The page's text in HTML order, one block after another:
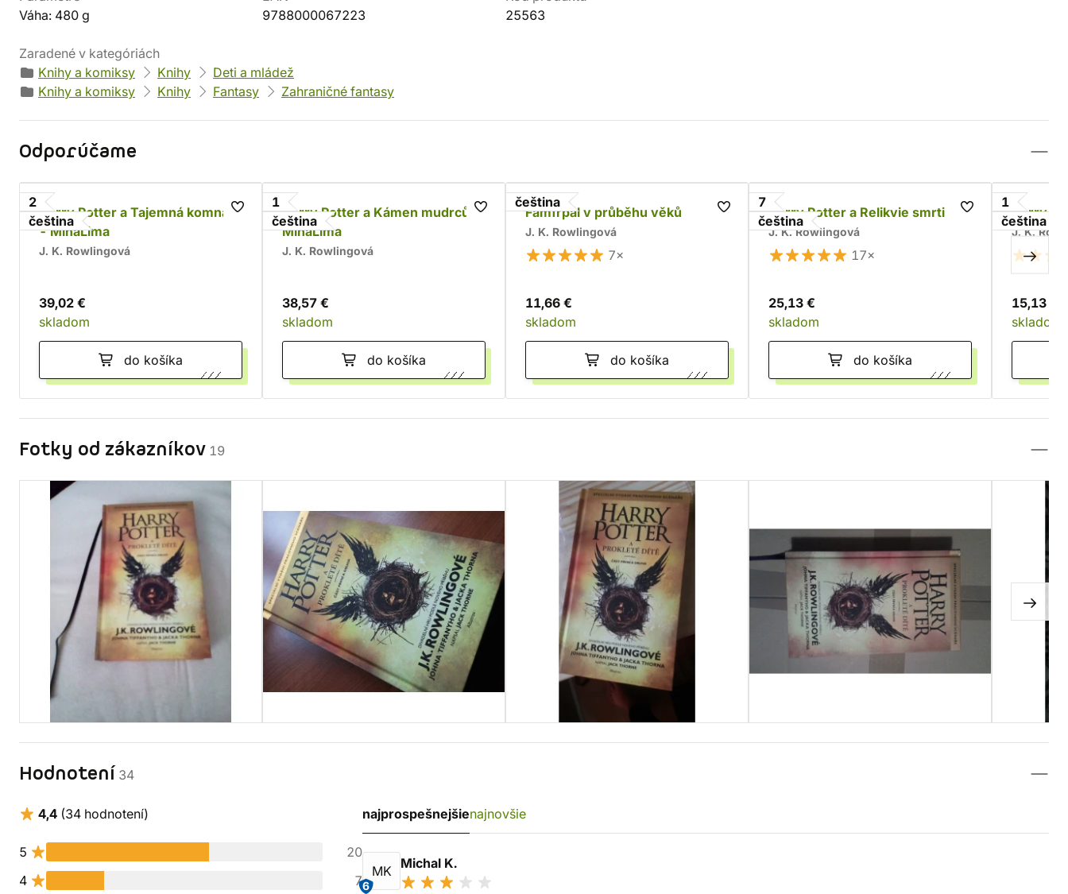
Váha: 480 g
9788000067223
25563
Zaradené v kategóriách
Knihy a komiksy
Knihy
Deti a mládež
Knihy a komiksy
Knihy Fantasy Zahraničné fantasy
Odporúčame
2
čeština
Harry Potter a Tajemná komnata
- MinaLima
J. K. Rowlingová
39,02 €
skladom
do košíka
1
čeština
Harry Potter a Kámen mudrců -
MinaLima
J. K. Rowlingová
38,57 €
skladom
do košíka
čeština
Famfrpál v průběhu věků
J. K. Rowlingová
7×
11,66 €
skladom
do košíka
7
čeština
Harry Potter a Relikvie smrti
J. K. Rowlingová
17×
25,13 €
skladom
do košíka
1
čeština
Harry
J. K.
15,13 €
skladom
Fotky od zákazníkov 19
Hodnotení 34
4,4 (34 hodnotení)
5
20
4
7
najprospešnejšienajnovšie
MK
6
Michal K.